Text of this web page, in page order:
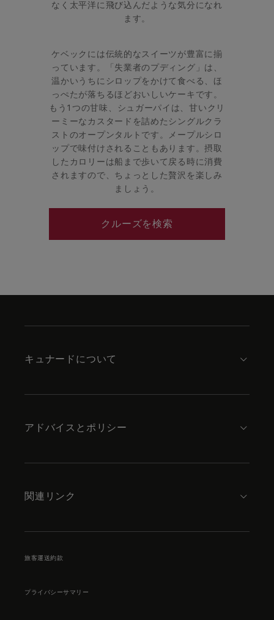
なく太平洋に飛び込んだような気分になれ
ます。
ケベックには伝統的なスイーツが豊富に揃
っています。「失業者のプディング」は、
温かいうちにシロップをかけて食べる、ほ
っぺたが落ちるほどおいしいケーキです。
もう1つの甘味、シュガーパイは、甘いクリ
ーミーなカスタードを詰めたシングルクラ
ストのオープンタルトです。メープルシロ
ップで味付けされることもあります。摂取
したカロリーは船まで歩いて戻る時に消費
されますので、ちょっとした贅沢を楽しみ
ましょう。
クルーズを検索
キュナードについて
アドバイスとポリシー
関連リンク
旅客運送約款
プライバシーサマリー